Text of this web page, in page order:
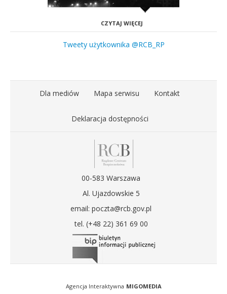
CZYTAJ WIĘCEJ
Tweety użytkownika @RCB_RP
Dla mediów Mapa serwisu Kontakt
Deklaracja dostępności
00-583 Warszawa
Al. Ujazdowskie 5
email: poczta@rcb.gov.pl
tel. (+48 22) 361 69 00
Agencja Interaktywna MIGOMEDIA